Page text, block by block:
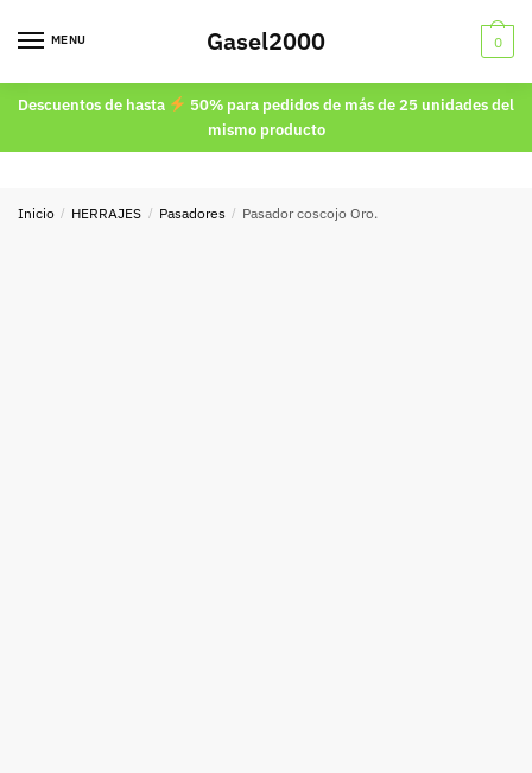
MENU Gasel2000 0
Descuentos de hasta
50% para pedidos de más de 25 unidades del
mismo producto
Inicio / HERRAJES / Pasadores / Pasador coscojo Oro.